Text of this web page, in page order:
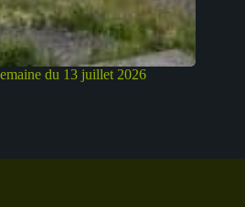
du 13 juillet 2026